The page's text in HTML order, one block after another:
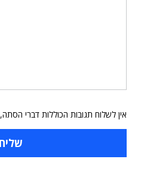
אין לשלוח תגובות הכוללות דברי